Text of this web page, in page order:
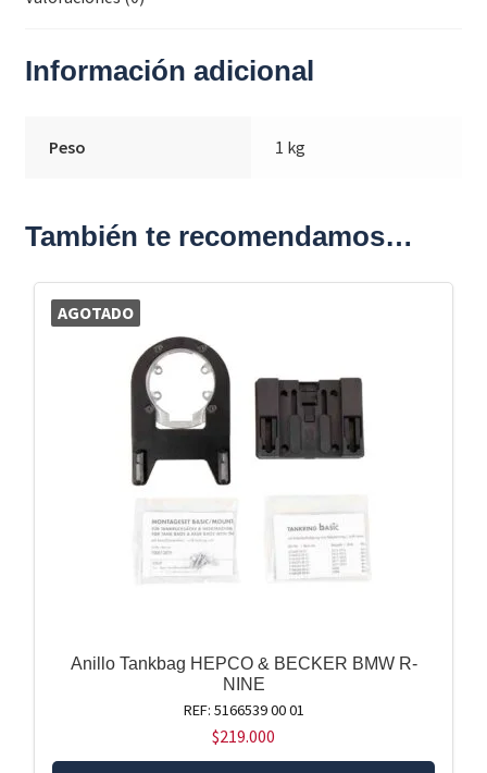
Información adicional
Peso 1 kg
También te recomendamos…
AGOTADO
Anillo Tankbag HEPCO & BECKER BMW R-
NINE
REF: 5166539 00 01
$219.000